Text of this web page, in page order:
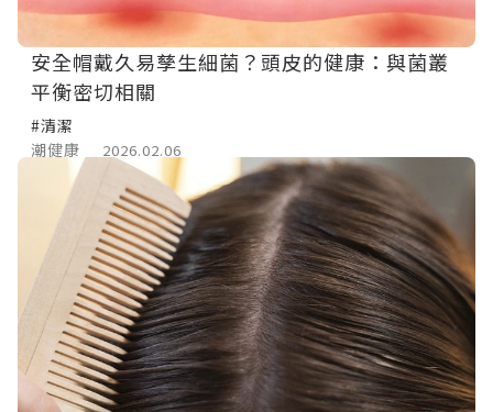
安全帽戴久易孳生細菌？頭皮的健康：與菌叢
平衡密切相關
#清潔
潮健康
2026.02.06